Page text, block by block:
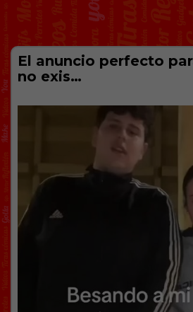
El anuncio perfecto
no exis…